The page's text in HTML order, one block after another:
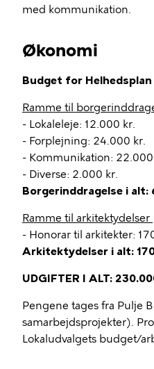
med kommunikation.
Økonomi
Budget for
Ramme til
- Lokaleleje: 12.000 kr.
- Forplejning: 24.000 kr.
- Kommunikation: 22.000
- Diverse: 2.000 kr.
Borgerinddragelse i alt:
Ramme til arkitektydelser
- Honorar til arkitekter:
Arkitektydelser i alt:
UDGIFTER I ALT:
Pengene tages fra Pulje
samarbejdsprojekter).
Lokaludvalgets budget/